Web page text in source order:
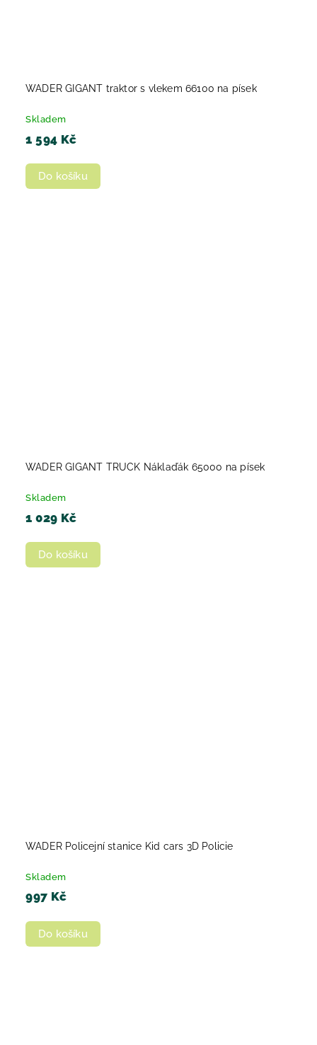
WADER GIGANT traktor s vlekem 66100 na písek
Skladem
1 594 Kč
Do košíku
WADER GIGANT TRUCK Náklaďák 65000 na písek
Skladem
1 029 Kč
Do košíku
WADER Policejní stanice Kid cars 3D Policie
Skladem
997 Kč
Do košíku